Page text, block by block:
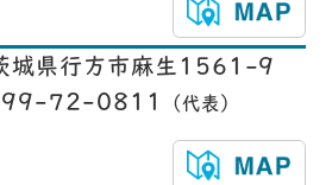
県行方市麻生1561-9
72-0811
（代表）